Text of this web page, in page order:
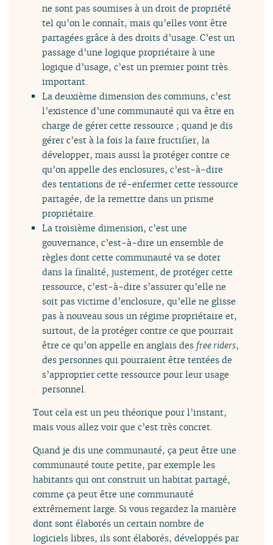
ne sont pas soumises à un droit de propriété
tel qu’on le connaît, mais qu’elles vont être
partagées grâce à des droits d’usage. C’est un
passage d’une logique propriétaire à une
logique d’usage, c’est un premier point très
important.
La deuxième dimension des communs, c’est
l’existence d’une communauté qui va être en
charge de gérer cette ressource ; quand je dis
gérer c’est à la fois la faire fructifier, la
développer, mais aussi la protéger contre ce
qu’on appelle des enclosures, c’est-à-dire
des tentations de ré-enfermer cette ressource
partagée, de la remettre dans un prisme
propriétaire.
La troisième dimension, c’est une
gouvernance, c’est-à-dire un ensemble de
règles dont cette communauté va se doter
dans la finalité, justement, de protéger cette
ressource, c’est-à-dire s’assurer qu’elle ne
soit pas victime d’enclosure, qu’elle ne glisse
pas à nouveau sous un régime propriétaire et,
surtout, de la protéger contre ce que pourrait
être ce qu’on appelle en anglais des free riders,
des personnes qui pourraient être tentées de
s’approprier cette ressource pour leur usage
personnel.
Tout cela est un peu théorique pour l’instant,
mais vous allez voir que c’est très concret.
Quand je dis une communauté, ça peut être une
communauté toute petite, par exemple les
habitants qui ont construit un habitat partagé,
comme ça peut être une communauté
extrêmement large. Si vous regardez la manière
dont sont élaborés un certain nombre de
logiciels libres, ils sont élaborés, développés par